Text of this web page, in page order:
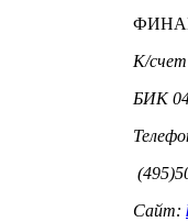
К/счет
БИК
Сайт: